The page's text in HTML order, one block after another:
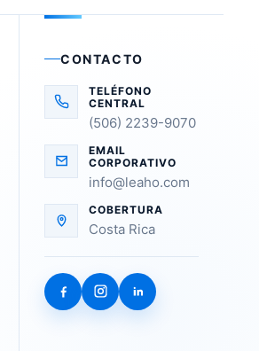
CONTACTO
TELÉFONO
CENTRAL
(506) 2239-9070
EMAIL
CORPORATIVO
info@leaho.com
COBERTURA
Costa Rica